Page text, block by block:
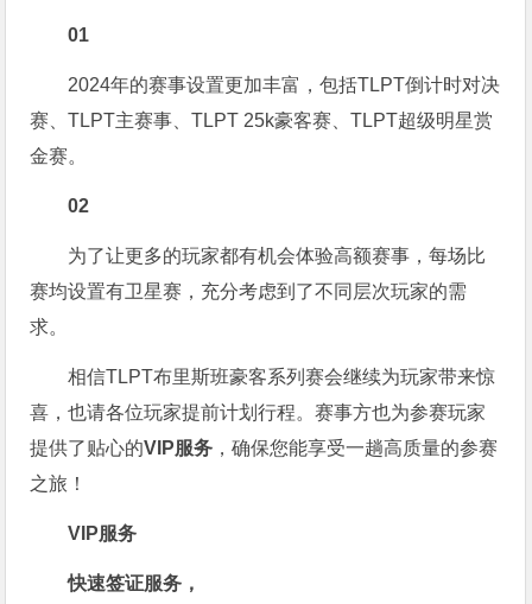
01
2024年的赛事设置更加丰富，包括TLPT倒计时对决
赛、TLPT主赛事、TLPT 25k豪客赛、TLPT超级明星赏
金赛。
02
为了让更多的玩家都有机会体验高额赛事，每场比
赛均设置有卫星赛，充分考虑到了不同层次玩家的需
求。
相信TLPT布里斯班豪客系列赛会继续为玩家带来惊
喜，也请各位玩家提前计划行程。赛事方也为参赛玩家
提供了贴心的VIP服务 ，确保您能享受一趟高质量的参赛
之旅！
VIP服务
快速签证服务，